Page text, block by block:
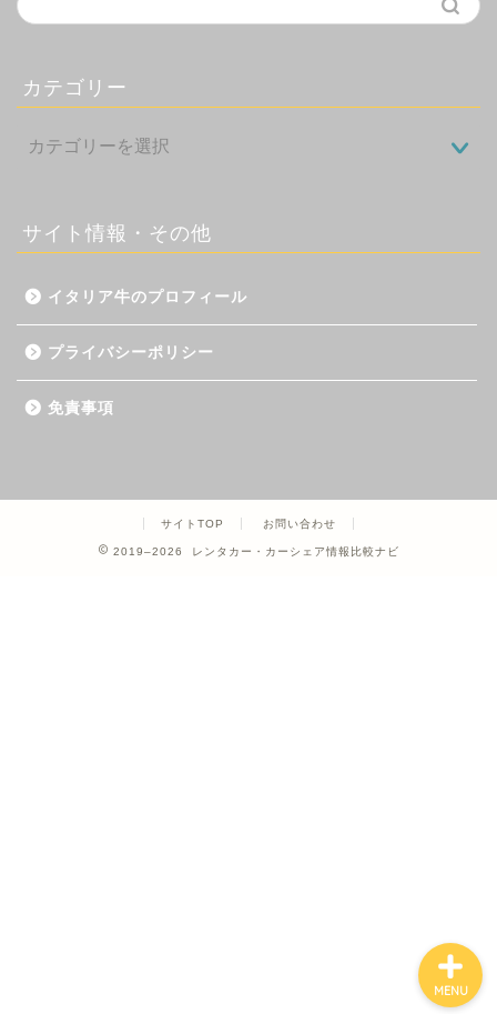
カテゴリー
サイト情報・その他
イタリア牛のプロフィール
プライバシーポリシー
免責事項
サイトTOP お問い合わせ
2019–2026 レンタカー・カーシェア情報比較ナビ
MENU